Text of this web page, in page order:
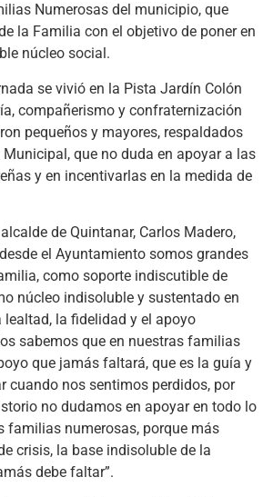
Numerosas del municipio, que
la Familia con el objetivo de poner en
núcleo social.
se vivió en la Pista Jardín Colón
compañerismo y confraternización
pequeños y mayores, respaldados
que no duda en apoyar a las
y en incentivarlas en la medida de
de Quintanar, Carlos Madero,
el Ayuntamiento somos grandes
como soporte indiscutible de
núcleo indisoluble y sustentado en
lealtad, la fidelidad y el apoyo
sabemos que en nuestras familias
que jamás faltará, que es la guía y
cuando nos sentimos perdidos, por
no dudamos en apoyar en todo lo
familias numerosas, porque más
crisis, la base indisoluble de la
debe faltar”.